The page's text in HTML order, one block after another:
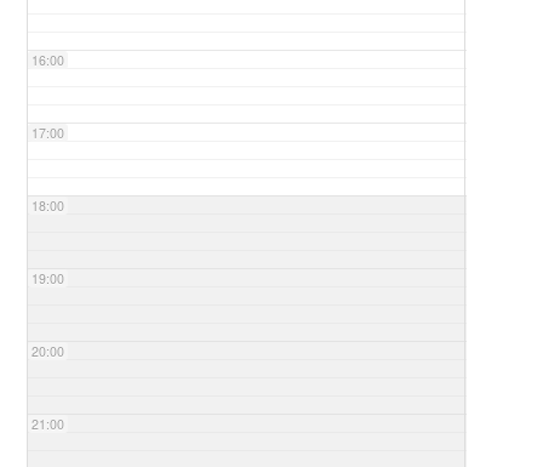
16:00
17:00
18:00
19:00
20:00
21:00